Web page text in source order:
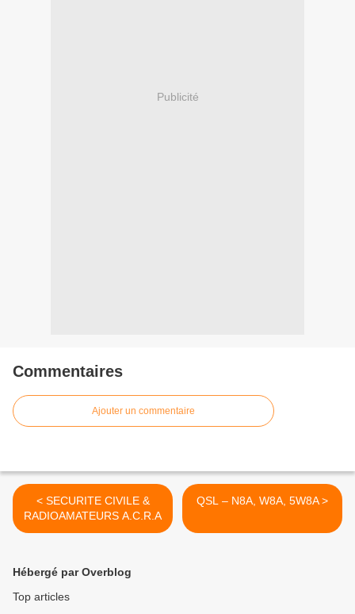
Publicité
Commentaires
Ajouter un commentaire
< SECURITE CIVILE &
RADIOAMATEURS A.C.R.A
QSL – N8A, W8A, 5W8A >
Hébergé par Overblog
Top articles